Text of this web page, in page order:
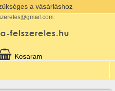
a vásárláshoz
Kosaram